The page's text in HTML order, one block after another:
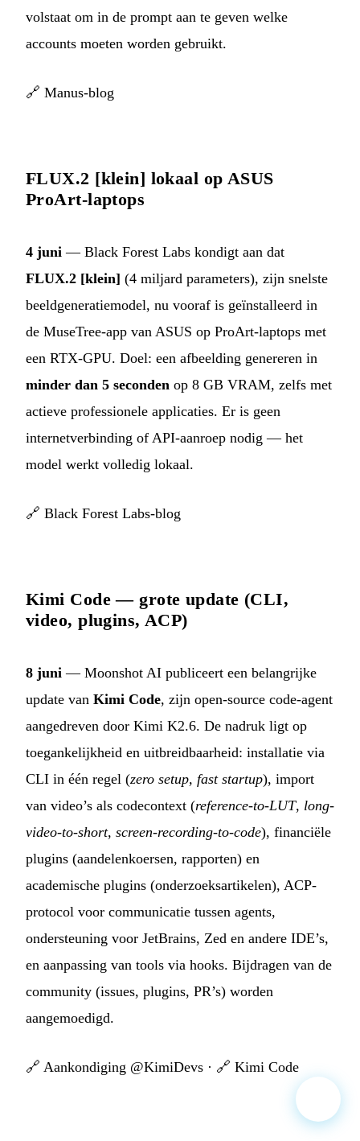
volstaat om in de prompt aan te geven welke
accounts moeten worden gebruikt.
🔗 Manus-blog
FLUX.2 [klein] lokaal op ASUS
ProArt-laptops
4 juni — Black Forest Labs kondigt aan dat
FLUX.2 [klein] (4 miljard parameters), zijn snelste
beeldgeneratiemodel, nu vooraf is geïnstalleerd in
de MuseTree-app van ASUS op ProArt-laptops met
een RTX-GPU. Doel: een afbeelding genereren in
minder dan 5 seconden op 8 GB VRAM, zelfs met
actieve professionele applicaties. Er is geen
internetverbinding of API-aanroep nodig — het
model werkt volledig lokaal.
🔗 Black Forest Labs-blog
Kimi Code — grote update (CLI,
video, plugins, ACP)
8 juni — Moonshot AI publiceert een belangrijke
update van Kimi Code, zijn open-source code-agent
aangedreven door Kimi K2.6. De nadruk ligt op
toegankelijkheid en uitbreidbaarheid: installatie via
CLI in één regel (zero setup, fast startup), import
van video’s als codecontext (reference-to-LUT, long-
video-to-short, screen-recording-to-code), financiële
plugins (aandelenkoersen, rapporten) en
academische plugins (onderzoeksartikelen), ACP-
protocol voor communicatie tussen agents,
ondersteuning voor JetBrains, Zed en andere IDE’s,
en aanpassing van tools via hooks. Bijdragen van de
community (issues, plugins, PR’s) worden
aangemoedigd.
🔗 Aankondiging @KimiDevs · 🔗 Kimi Code